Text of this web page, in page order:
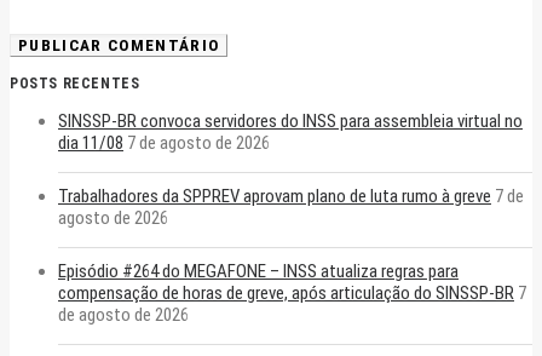
POSTS RECENTES
SINSSP-BR convoca servidores do INSS para assembleia virtual no
dia 11/08 7 de agosto de 2026
Trabalhadores da SPPREV aprovam plano de luta rumo à greve 7 de
agosto de 2026
Episódio #264 do MEGAFONE – INSS atualiza regras para
compensação de horas de greve, após articulação do SINSSP-BR 7
de agosto de 2026